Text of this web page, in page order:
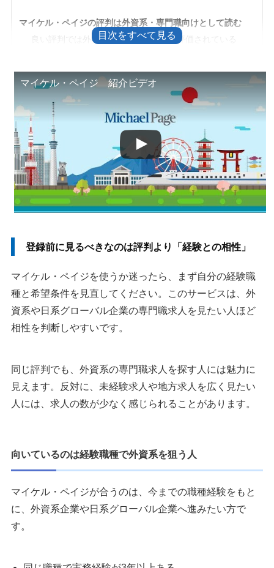
マイケル・ペイジの評判は外資系・専門職向けとして読む
良い評判では外資系求人と職種理解が評価されている
マイケル・ペイジの基本情報と扱う求人
英語力と年収は数字だけでなく仕事内容まで見る
英語力はTOEICの点数だけで決まらない
年収は総額だけでなく働き方も確認する
派遣や契約社員は正社員とは別の条件確認が必要
登録後の不安は順番に確認すれば落ち着いて対処できる
登録後に連絡が来ないときの確認先
他の転職サービスと併用して求人の違いを見る
マイケル・ペイジの評判から登録すべきか判断する
ランスタッド
ロバート・ウォルターズ
アデプト
Apex（エイペックス）
ISSコンサルティング
マイケル・ペイジ 紹介ビデオ
登録前に見るべきなのは評判より「経験との相性」
マイケル・ペイジを使うか迷ったら、まず自分の経験職
種と希望条件を見直してください。このサービスは、外
資系や日系グローバル企業の専門職求人を見たい人ほど
相性を判断しやすいです。
同じ評判でも、外資系の専門職求人を探す人には魅力に
見えます。反対に、未経験求人や地方求人を広く見たい
人には、求人の数が少なく感じられることがあります。
向いているのは経験職種で外資系を狙う人
マイケル・ペイジが合うのは、今までの職種経験をもと
に、外資系企業や日系グローバル企業へ進みたい方で
す。